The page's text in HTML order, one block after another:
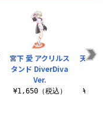
宮下 愛 アクリルス
タンド DiverDiva
Ver.
¥1,650（税込）
天王寺